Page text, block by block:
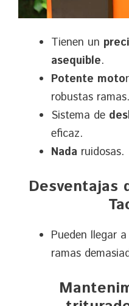
Tienen un
asequible.
Potente moto
robustas ramas.
Sistema de
eficaz.
Nada ruidosas.
Desventajas
Pueden llegar
ramas